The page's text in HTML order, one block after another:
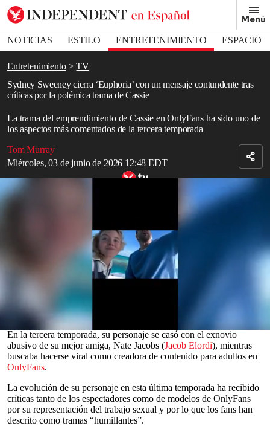
Menú
NOTICIAS ESTILO ENTRETENIMIENTO
ESPACIO
DEPORTES
Entretenimiento
TV
Sydney Sweeney cierra ‘Euphoria’ con un mensaje contundente tras
críticas por la polémica trama de Cassie
La trama del emprendimiento de Cassie en OnlyFans ha sido uno de
los aspectos más comentados de la tercera temporada
Tom Murray
Miércoles, 03 de junio de 2026 12:48 EDT
Bookmark popover
Removed from bookmarks
Close popover
seconds
seconds
Sydney Sweeney publica romántico montaje con su novio Scooter
Braun
celebró el domingo el final de la tercera y última
Euphoria con un carrusel de imágenes detrás de
cámaras y un pie de foto conciso de tres palabras.
Sweeney ha interpretado a Cassie Jacobs (de soltera Howard) en la
actores, desde 2019.
En la tercera temporada, su personaje se casó con el exnovio
abusivo de su mejor amiga, Nate Jacobs (Jacob Elordi), mientras
buscaba hacerse viral como creadora de contenido para adultos en
OnlyFans.
La evolución de su personaje en esta última temporada ha recibido
críticas tanto de los espectadores como de modelos de OnlyFans
por su representación del trabajo sexual y por lo que los fans han
descrito como tramas “humillantes”.